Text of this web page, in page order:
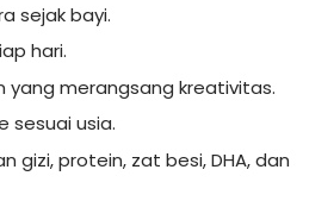
sejak bayi.
hari.
yang merangsang kreativitas.
sesuai usia.
gizi, protein, zat besi, DHA, dan